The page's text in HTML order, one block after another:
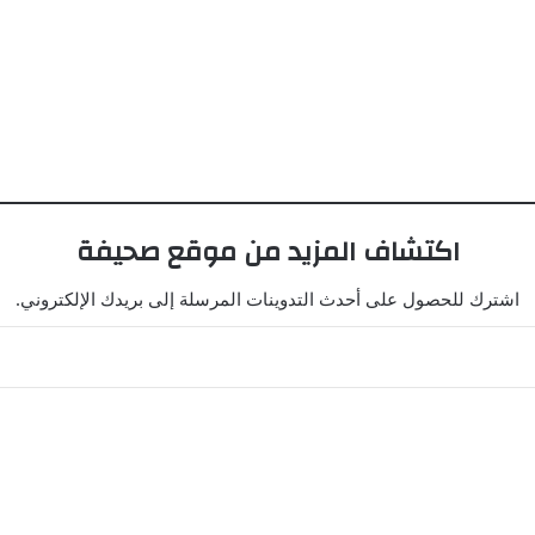
اكتشاف المزيد من موقع صحيفة
اشترك للحصول على أحدث التدوينات المرسلة إلى بريدك الإلكتروني.